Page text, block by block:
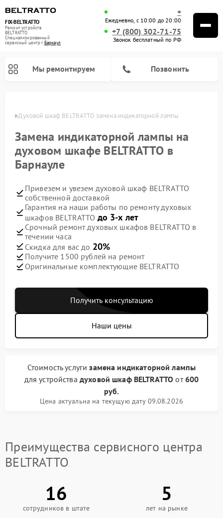
FIX-BELTRATTO
Ремонт устройств
BELTRATTO
Специализированный
cервисный центр г.Барнаул
+
Ежедневно, с 10:00 до 20:00
+7 (800) 302-71-75
Звонок бесплатный по РФ
Мы ремонтируем Позвонить
Духовой шкаф BELTRATTO замена индикаторной лампы
Замена индикаторной лампы на
духовом шкафе BELTRATTO в
Барнауле
Привезем и увезем духовой шкаф BELTRATTO
собственной доставкой
Гарантия на наши работы по ремонту духовых
шкафов BELTRATTO до 3-х лет
Срочный ремонт духовых шкафов BELTRATTO в
течении часа
Скидка для вас до 20%
Получите 1500 рублей на ремонт
Оригинальные комплектующие BELTRATTO
Получить консультацию
Наши цены
Стоимость услугизамена индикаторной лампы
для устройства духовой шкаф BELTRATTO от600
руб.
Цена актуальна на текущую дату 09.08.2026
Преимущества сервисного центра
BELTRATTO
16
сотрудников в штате
5
лет на рынке